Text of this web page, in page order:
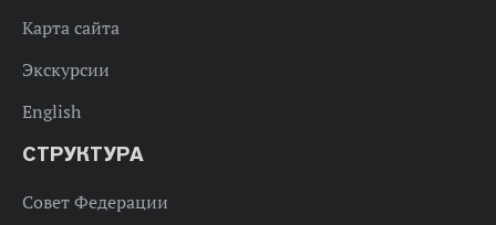
Карта сайта
Экскурсии
English
СТРУКТУРА
Совет Федерации